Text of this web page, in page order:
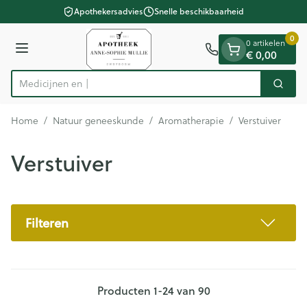
Ga naar de inhoudApothekersadvies Snelle beschikbaarheid
Menu
Product, merk, categorie... Zoek
0 artikelen
€ 0,00
0
Home / Natuur geneeskunde / Aromatherapie / Verstuiver
Verstuiver
Filteren
Producten 1-24van 90